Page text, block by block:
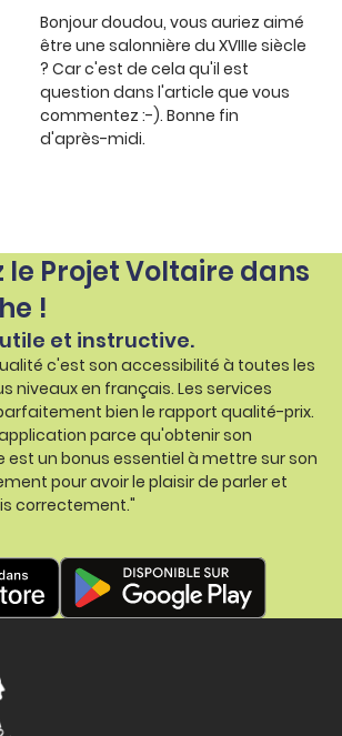
Bonjour doudou, vous auriez aimé
être une salonnière du XVIIIe siècle
? Car c'est de cela qu'il est
question dans l'article que vous
commentez :-). Bonne fin
d'après-midi.
le Projet Voltaire dans
!
et instructive.
c'est son accessibilité à toutes les
niveaux en français. Les services
bien le rapport qualité-prix.
parce qu'obtenir son
un bonus essentiel à mettre sur son
pour avoir le plaisir de parler et
correctement."